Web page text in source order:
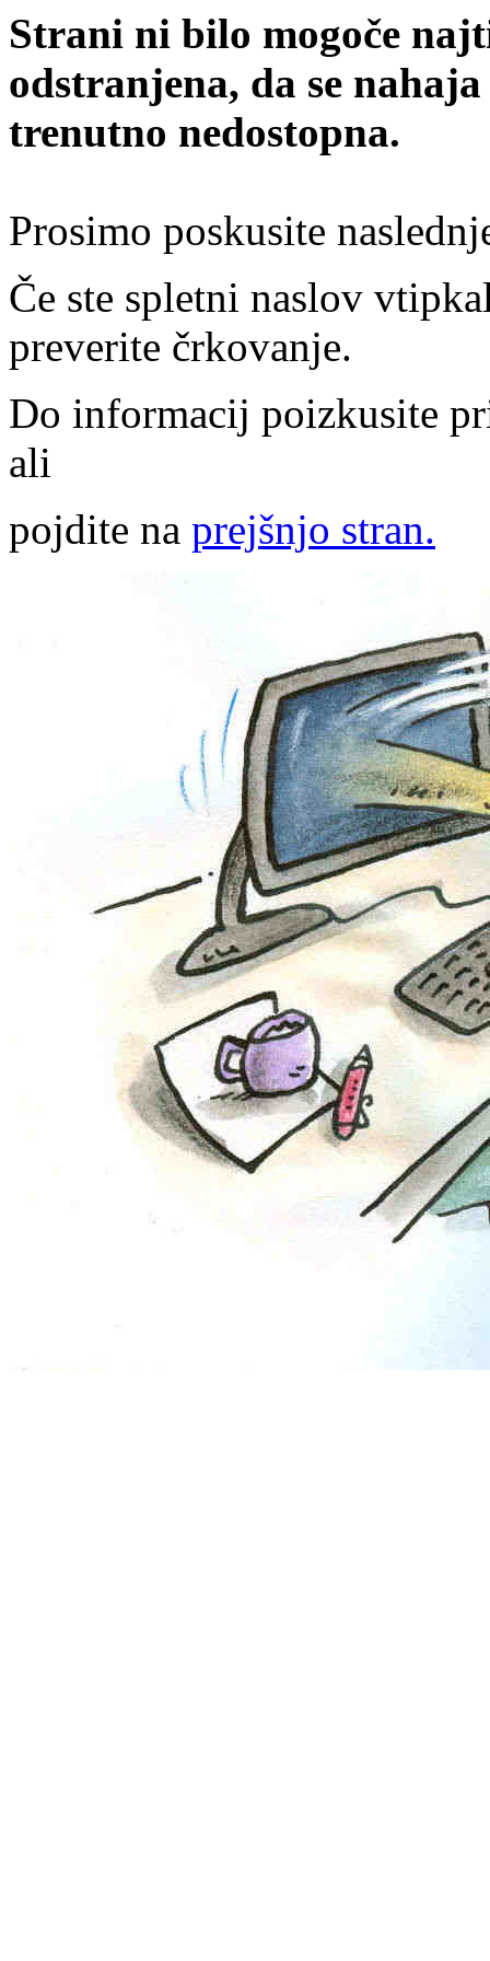
Strani ni bilo mogoče
odstranjena, da se
trenutno nedostopna.
Prosimo poskusite
Če ste spletni naslov
preverite črkovanje.
Do informacij poizkusite
ali
pojdite na prejšnjo stran.